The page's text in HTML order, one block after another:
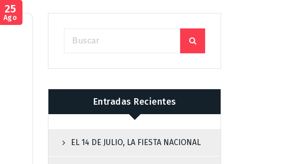
25
Ago
Entradas Recientes
EL 14 DE JULIO, LA FIESTA NACIONAL